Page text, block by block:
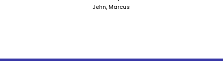
Jehn, Marcus